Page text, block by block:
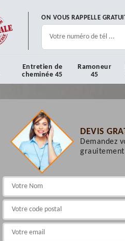
ON VOUS RAPPELLE
Entretien de
cheminée 45
Ramoneur
45
DEVIS
Demandez
grauitement